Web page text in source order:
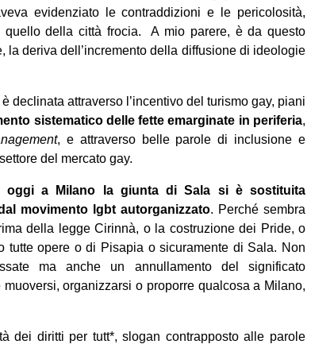
evidenziato le contraddizioni e le pericolosità,
quello della città frocia. A mio parere, è da questo
deriva dell’incremento della diffusione di ideologie
declinata attraverso l’incentivo del turismo gay, piani
sistematico delle fette emarginate in periferia,
, e attraverso belle parole di inclusione e
del mercato gay.
oggi a Milano la giunta di Sala si è sostituita
movimento lgbt autorganizzato. Perché sembra
della legge Cirinnà, o la costruzione dei Pride, o
opere o di Pisapia o sicuramente di Sala. Non
ma anche un annullamento del significato
organizzarsi o proporre qualcosa a Milano,
dei diritti per tutt*, slogan contrapposto alle parole